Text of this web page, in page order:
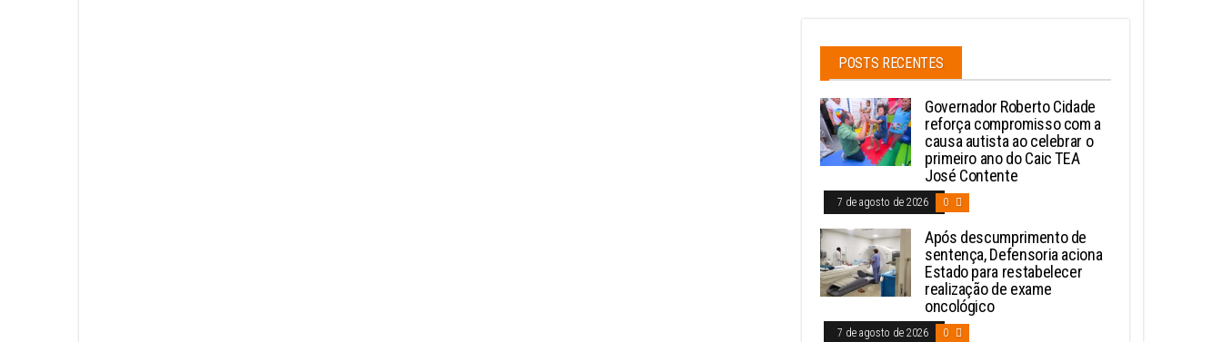
POSTS RECENTES
Governador Roberto Cidade
reforça compromisso com a
causa autista ao celebrar o
primeiro ano do Caic TEA
José Contente
7 de agosto de 2026 0
Após descumprimento de
sentença, Defensoria aciona
Estado para restabelecer
realização de exame
oncológico
7 de agosto de 2026 0